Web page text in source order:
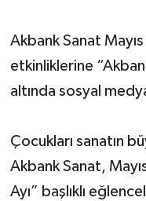
Akbank Sanat
etkinliklerine
altında sosyal
Çocukları sanatın
Akbank Sanat,
Ayı” başlıklı